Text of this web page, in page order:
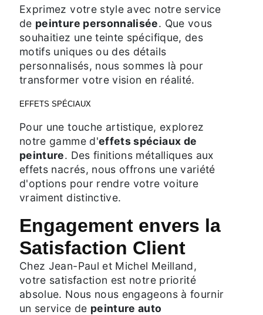
Exprimez votre style avec notre service
de peinture personnalisée. Que vous
souhaitiez une teinte spécifique, des
motifs uniques ou des détails
personnalisés, nous sommes là pour
transformer votre vision en réalité.
EFFETS SPÉCIAUX
Pour une touche artistique, explorez
notre gamme d'effets spéciaux de
peinture. Des finitions métalliques aux
effets nacrés, nous offrons une variété
d'options pour rendre votre voiture
vraiment distinctive.
Engagement envers la
Satisfaction Client
Chez Jean-Paul et Michel Meilland,
votre satisfaction est notre priorité
absolue. Nous nous engageons à fournir
un service de peinture auto